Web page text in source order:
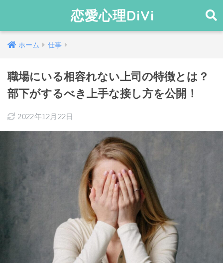
恋愛心理DiVi
ホーム 仕事
職場にいる相容れない上司の特徴とは？
部下がするべき上手な接し方を公開！
2022年12月22日